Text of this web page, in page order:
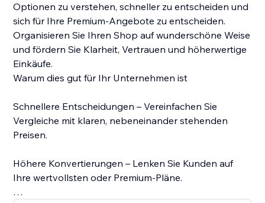
Optionen zu verstehen, schneller zu entscheiden und
sich für Ihre Premium-Angebote zu entscheiden.
Organisieren Sie Ihren Shop auf wunderschöne Weise
und fördern Sie Klarheit, Vertrauen und höherwertige
Einkäufe.
Warum dies gut für Ihr Unternehmen ist
Schnellere Entscheidungen – Vereinfachen Sie
Vergleiche mit klaren, nebeneinander stehenden
Preisen.
Höhere Konvertierungen – Lenken Sie Kunden auf
Ihre wertvollsten oder Premium-Pläne.